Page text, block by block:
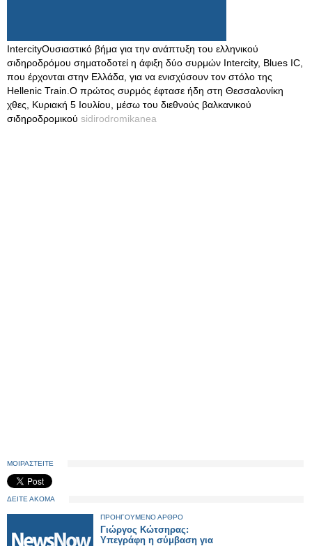
IntercityΟυσιαστικό βήμα για την ανάπτυξη του ελληνικού
σιδηροδρόμου σηματοδοτεί η άφιξη δύο συρμών Intercity, Blues IC,
που έρχονται στην Ελλάδα, για να ενισχύσουν τον στόλο της
Hellenic Train.Ο πρώτος συρμός έφτασε ήδη στη Θεσσαλονίκη
χθες, Κυριακή 5 Ιουλίου, μέσω του διεθνούς βαλκανικού
σιδηροδρομικού sidirodromikanea
ΜΟΙΡΑΣΤΕΙΤΕ
ΔΕΙΤΕ ΑΚΟΜΑ
ΠΡΟΗΓΟΥΜΕΝΟ ΑΡΘΡΟ
Γιώργος Κώτσηρας:
Υπεγράφη η σύμβαση για